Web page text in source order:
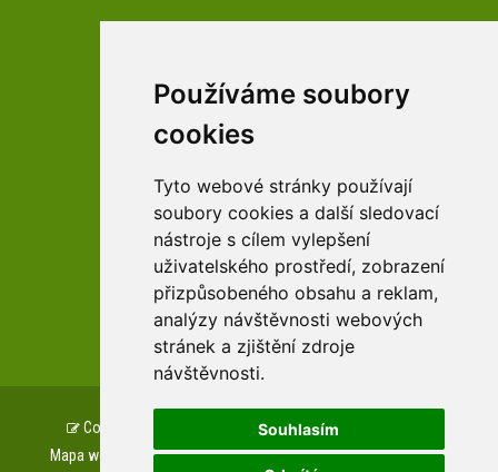
Používáme soubory
cookies
Tyto webové stránky používají
soubory cookies a další sledovací
nástroje s cílem vylepšení
uživatelského prostředí, zobrazení
přizpůsobeného obsahu a reklam,
analýzy návštěvnosti webových
stránek a zjištění zdroje
návštěvnosti.
Souhlasím
facebookové profily domova a arboreta
Youtube profily domova a arboreta
zařízení Pardubického kraje
Copyright © www.csszampach.cz, created by
Mapa webu
Prohlášení o přístupnosti GDPR Cookies